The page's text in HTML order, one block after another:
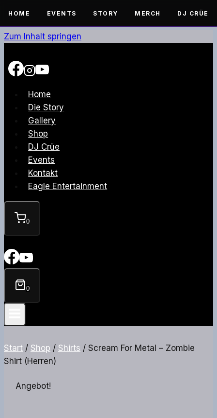
HOME EVENTS STORY MERCH DJ CRÜE
Zum Inhalt springen
Home
Die Story
Gallery
Shop
DJ Crüe
Events
Kontakt
Eagle Entertainment
0
0
Start / Shop / Shirts / Scream For Metal – Zombie
Shirt (Herren)
Angebot!